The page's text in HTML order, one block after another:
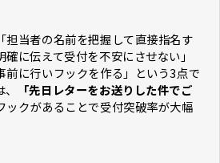
担当者の名前を把握して直接指名す
に伝えて受付を不安にさせない」
前に行いフックを作る」という3点で
「先日レターをお送りした件でご
ックがあることで受付突破率が大幅